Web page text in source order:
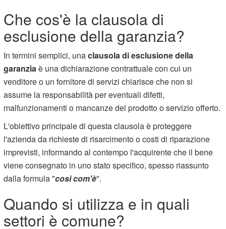
Che cos'è la clausola di
esclusione della garanzia?
In termini semplici, unaclausola di esclusione della
garanzia è una dichiarazione contrattuale con cui un
venditore o un fornitore di servizi chiarisce che non si
assume la responsabilità per eventuali difetti,
malfunzionamenti o mancanze del prodotto o servizio offerto.
L'obiettivo principale di questa clausola è proteggere
l'azienda da richieste di risarcimento o costi di riparazione
imprevisti, informando al contempo l'acquirente che il bene
viene consegnato in uno stato specifico, spesso riassunto
dalla formula "così com'è".
Quando si utilizza e in quali
settori è comune?